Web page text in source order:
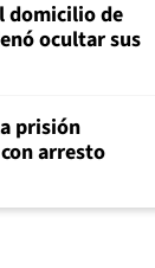
domicilio de
ocultar sus
prisión
arresto